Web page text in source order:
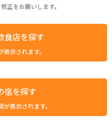
正をお願いします。
食店を探す
示されます。
宿を探す
表示されます。